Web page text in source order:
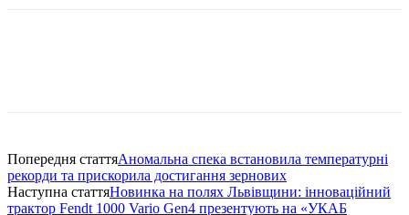
Попередня статтяАномальна спека встановила температурні
рекорди та прискорила достигання зернових
Наступна статтяНовинка на полях Львівщини: інноваційний
трактор Fendt 1000 Vario Gen4 презентують на «УКАБ